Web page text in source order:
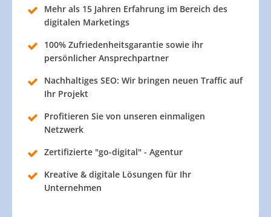
Mehr als 15 Jahren Erfahrung im Bereich des
digitalen Marketings
100% Zufriedenheitsgarantie sowie ihr
persönlicher Ansprechpartner
Nachhaltiges SEO: Wir bringen neuen Traffic auf
Ihr Projekt
Profitieren Sie von unseren einmaligen
Netzwerk
Zertifizierte "go-digital" - Agentur
Kreative & digitale Lösungen für Ihr
Unternehmen